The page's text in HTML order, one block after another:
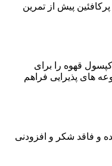
پیش از تمرین
قهوه را برای
های پذیرایی فراهم
و فاقد شکر و افزودنی